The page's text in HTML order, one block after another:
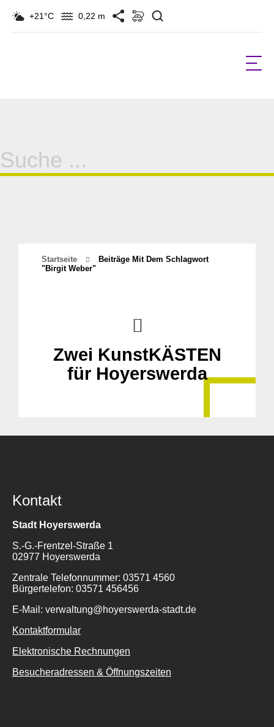
+21°C 0,22 m
Suche
für:
Startseite
Beiträge Mit Dem Schlagwort
"birgit Weber"
Zwei KunstKÄSTEN
für Hoyerswerda
Kontakt
Stadt Hoyerswerda
S.-G.-Frentzel-Straße 1
02977 Hoyerswerda
Zentrale Telefonnummer: 03571 4560
Bürgertelefon: 03571 456456
E-Mail: verwaltung@hoyerswerda-stadt.de
Kontaktformular
Elektronische Rechnungen
Besucheradressen & Öffnungszeiten